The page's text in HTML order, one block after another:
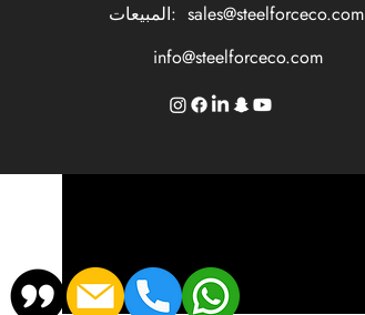
المبيعات:sales@steelforceco.com
info@steelforceco.com